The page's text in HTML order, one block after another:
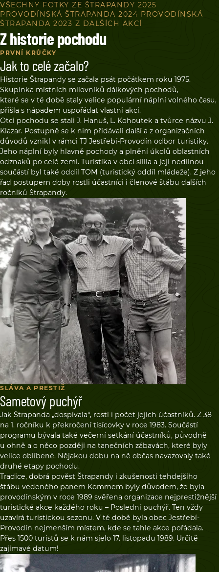
VŠECHNY FOTKY ZE ŠTRAPANDY 2025
PROVODÍNSKÁ ŠTRAPANDA 2024 PROVODÍNSKÁ
ŠTRAPANDA 2023 Z DALŠÍCH AKCÍ
Z historie pochodu
PRVNÍ KRŮČKY
Jak to celé začalo?
Historie Štrapandy se začala psát počátkem roku 1975.
Skupinka místních milovníků dálkových pochodů,
které se v té době staly velice populární náplní volného času,
přišla s nápadem uspořádat vlastní akci.
Otci pochodu se stali J. Hanuš, L. Kohoutek a tvůrce názvu J.
Klazar. Postupně se k nim přidávali další a z organizačních
důvodů vznikl v rámci TJ Jestřebí-Provodín odbor turistiky.
Jeho náplní byly hlavně pochody a plnění úkolů oblastních
odznaků po celé zemi. Turistika v obci sílila a její nedílnou
součástí byl také oddíl TOM (turistický oddíl mládeže). Z jeho
řad postupem doby rostli účastníci i členové štábu dalších
ročníků Štrapandy.
SLÁVA A PRESTIŽ
Sametový puchýř
Jak Štrapanda „dospívala“, rostl i počet jejích účastníků. Z 38
na 1. ročníku k překročení tisícovky v roce 1983. Součástí
programu bývala také večerní setkání účastníků, původně
u ohně a o něco později na tanečních zábavách, které byly
velice oblíbené. Nějakou dobu na ně občas navazovaly také
druhé etapy pochodu.
Tradice, dobrá pověst Štrapandy i zkušenosti tehdejšího
štábu vedeného panem Kommem byly důvodem, že byla
provodínským v roce 1989 svěřena organizace nejprestižnější
turistické akce každého roku – Poslední puchýř. Ten vždy
uzavírá turistickou sezonu. V té době byla obec Jestřebí-
Provodín nejmenším místem, kde se tahle akce pořádala.
Přes 1500 turistů se k nám sjelo 17. listopadu 1989. Určitě
zajímavé datum!